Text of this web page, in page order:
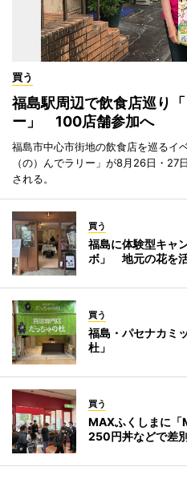
買う
福島駅周辺で飲食店巡り
ー」 100店舗参加へ
福島市中心市街地の飲食店を巡るイ
（の）んでラリー」が8月26日・
される。
買う
福島に体験型キャ
ボ」 地元の花を
買う
福島・パセナカミ
杜」
買う
MAXふくしまに
250円丼などで差